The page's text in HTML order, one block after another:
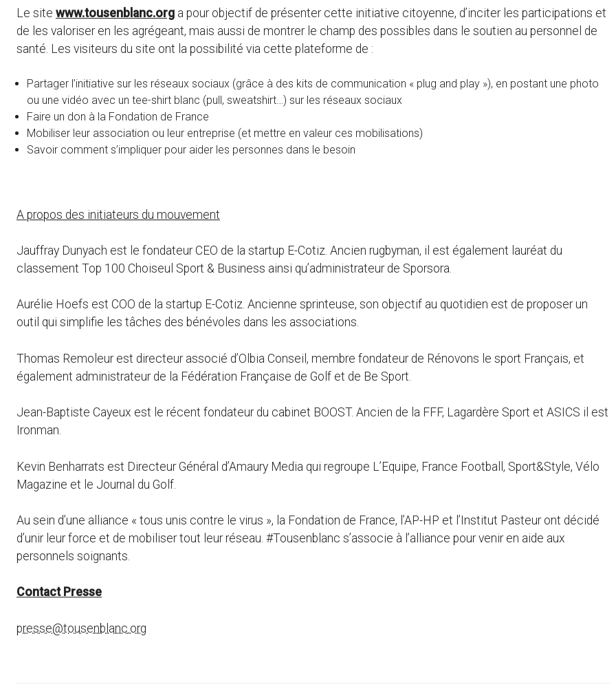
Le site www.tousenblanc.org a pour objectif de présenter cette initiative citoyenne, d’inciter les participations et
de les valoriser en les agrégeant, mais aussi de montrer le champ des possibles dans le soutien au personnel de
santé. Les visiteurs du site ont la possibilité via cette plateforme de :
Partager l’initiative sur les réseaux sociaux (grâce à des kits de communication « plug and play »), en postant une photo
ou une vidéo avec un tee-shirt blanc (pull, sweatshirt…) sur les réseaux sociaux
Faire un don à la Fondation de France
Mobiliser leur association ou leur entreprise (et mettre en valeur ces mobilisations)
Savoir comment s’impliquer pour aider les personnes dans le besoin
A propos des initiateurs du mouvement
Jauffray Dunyach est le fondateur CEO de la startup E-Cotiz. Ancien rugbyman, il est également lauréat du
classement Top 100 Choiseul Sport & Business ainsi qu’administrateur de Sporsora.
Aurélie Hoefs est COO de la startup E-Cotiz. Ancienne sprinteuse, son objectif au quotidien est de proposer un
outil qui simplifie les tâches des bénévoles dans les associations.
Thomas Remoleur est directeur associé d’Olbia Conseil, membre fondateur de Rénovons le sport Français, et
également administrateur de la Fédération Française de Golf et de Be Sport.
Jean-Baptiste Cayeux est le récent fondateur du cabinet BOOST. Ancien de la FFF, Lagardère Sport et ASICS il est
Ironman.
Kevin Benharrats est Directeur Général d’Amaury Media qui regroupe L’Equipe, France Football, Sport&Style, Vélo
Magazine et le Journal du Golf.
Au sein d’une alliance « tous unis contre le virus », la Fondation de France, l’AP-HP et l’Institut Pasteur ont décidé
d’unir leur force et de mobiliser tout leur réseau. #Tousenblanc s’associe à l’alliance pour venir en aide aux
personnels soignants.
Contact Presse
presse@tousenblanc.org